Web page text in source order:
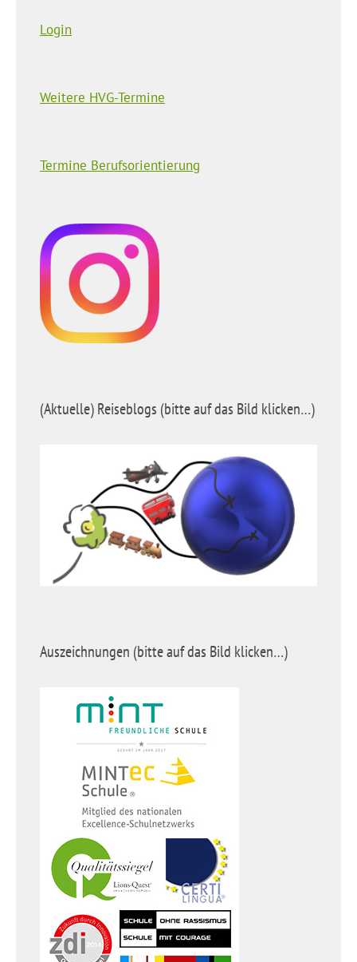
Login
Weitere HVG-Termine
Termine Berufsorientierung
(Aktuelle) Reiseblogs (bitte auf das Bild klicken…)
Auszeichnungen (bitte auf das Bild klicken…)